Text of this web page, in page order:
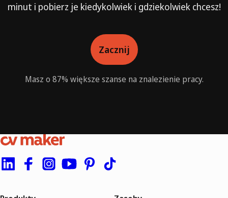
minut i pobierz je kiedykolwiek i gdziekolwiek chcesz!
Zacznij
Masz o 87% większe szanse na znalezienie pracy.